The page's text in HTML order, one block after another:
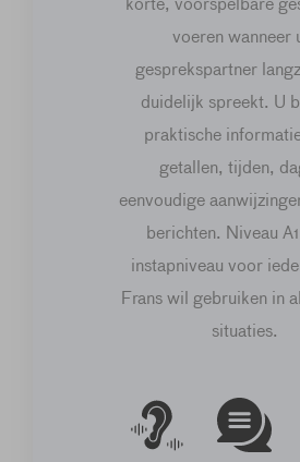
voeren wanneer
gesprekspartner
duidelijk spreekt. U
praktische
getallen, tijden,
eenvoudige
berichten. Niveau
instapniveau voor
Frans wil gebruiken in
situaties.